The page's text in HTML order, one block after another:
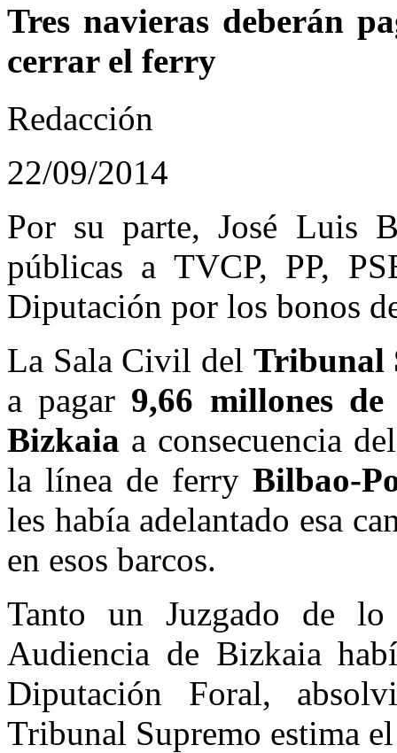
Tres navieras deberán
cerrar el ferry
Redacción
22/09/2014
Por su parte, José Luis
públicas a TVCP, PP,
Diputación por los bonos
La Sala Civil del Tribunal
a pagar 9,66 millones de
Bizkaia a consecuencia
la línea de ferryBilbao-
les había adelantado esa
en esos barcos.
Tanto un Juzgado de
Audiencia de Bizkaia
Diputación Foral,
Tribunal Supremo estima